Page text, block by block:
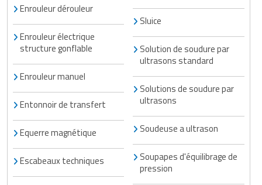
Enrouleur dérouleur
Enrouleur électrique
structure gonflable
Enrouleur manuel
Entonnoir de transfert
Equerre magnétique
Escabeaux techniques
Sluice
Solution de soudure par
ultrasons standard
Solutions de soudure par
ultrasons
Soudeuse a ultrason
Soupapes d'équilibrage de
pression